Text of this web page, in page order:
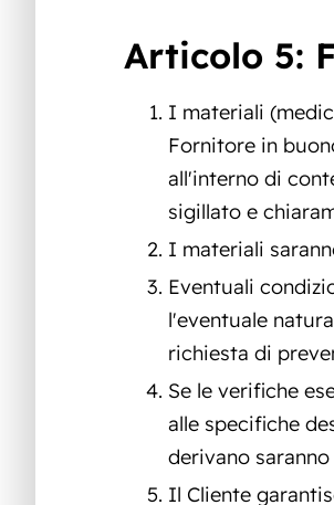
Articolo 5:
I materiali
Fornitore in
all'interno di
sigillato e
I materiali
Eventuali
l'eventuale
richiesta di
Se le verifiche
alle specifiche
derivano
Il Cliente